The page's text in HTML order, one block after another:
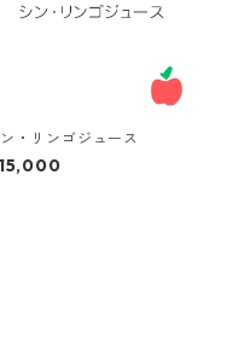
・リンゴジュース